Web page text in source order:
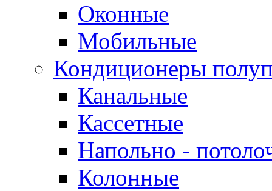
Оконные
Мобильные
Кондиционеры
Канальные
Кассетные
Напольно -
Колонные